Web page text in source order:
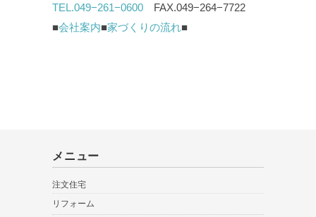
TEL.049−261−0600 FAX.049−264−7722
■会社案内■家づくりの流れ■
メニュー
注文住宅
リフォーム